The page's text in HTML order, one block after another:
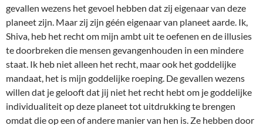
gevallen wezens het gevoel hebben dat zij eigenaar van deze
planeet zijn. Maar zij zijn géén eigenaar van planeet aarde. Ik,
Shiva, heb het recht om mijn ambt uit te oefenen en de illusies
te doorbreken die mensen gevangenhouden in een mindere
staat. Ik heb niet alleen het recht, maar ook het goddelijke
mandaat, het is mijn goddelijke roeping. De gevallen wezens
willen dat je gelooft dat jij niet het recht hebt om je goddelijke
individualiteit op deze planeet tot uitdrukking te brengen
omdat die op een of andere manier van hen is. Ze hebben door